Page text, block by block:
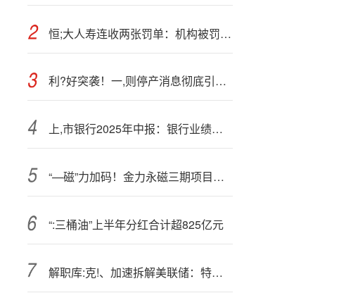
恒;大人寿连收两张罚单：机构被罚41万元 原董事长被终身禁业
利?好突袭！一,则停产消息彻底引爆！碳酸锂股期掀涨停潮！
上,市银行2025年中报：银行业绩迎来关键回暖
“—磁”力加码！金力永磁三期项目火热推进
“:三桶油”上半年分红合计超825亿元
解职库:克!、加速拆解美联储：特朗普快刀先伤美元资产，全球市场震荡